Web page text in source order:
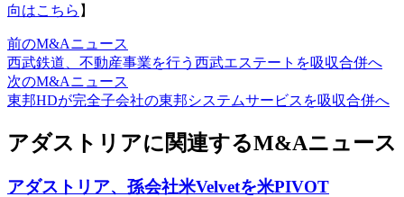
向はこちら 】
前のM&Aニュース
西武鉄道、不動産事業を行う西武エステートを吸収合併へ
次のM&Aニュース
東邦HDが完全子会社の東邦システムサービスを吸収合併へ
アダストリアに関連するM&Aニュース
アダストリア、孫会社米Velvetを米PIVOT